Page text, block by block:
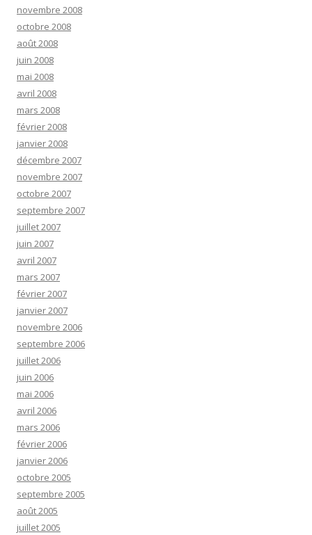
novembre 2008
octobre 2008
août 2008
juin 2008
mai 2008
avril 2008
mars 2008
février 2008
janvier 2008
décembre 2007
novembre 2007
octobre 2007
septembre 2007
juillet 2007
juin 2007
avril 2007
mars 2007
février 2007
janvier 2007
novembre 2006
septembre 2006
juillet 2006
juin 2006
mai 2006
avril 2006
mars 2006
février 2006
janvier 2006
octobre 2005
septembre 2005
août 2005
juillet 2005